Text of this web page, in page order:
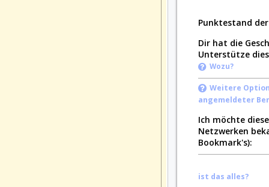
Punktestand
Dir hat die
Unterstütze
Wozu?
Weitere
angemeldeter
Ich möchte
Netzwerken
Bookmark's):
ist das alles?